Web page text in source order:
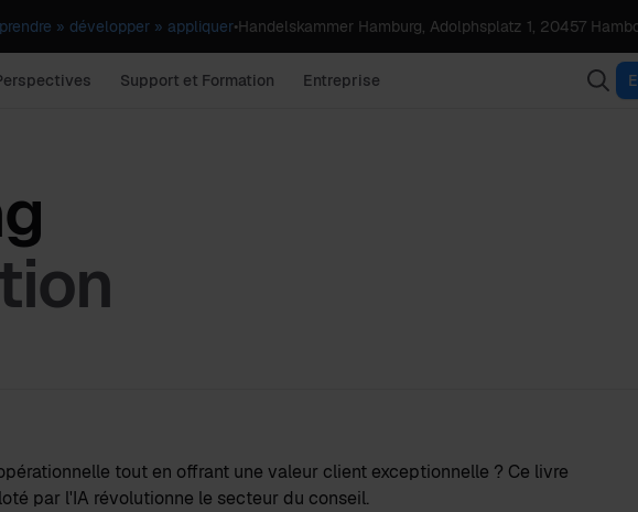
» développer » appliquer•Handelskammer Hamburg, Adolphsplatz 1, 20457
Support et Formation Entreprise
tout en offrant une valeur client exceptionnelle ? Ce livre
par l'IA révolutionne le secteur du conseil.